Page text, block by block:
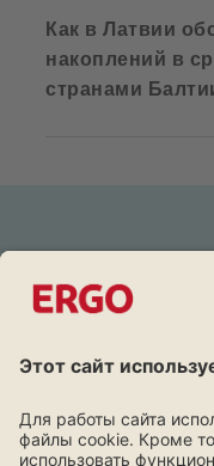
Как в Латвии
накоплений в
странами
Дружба